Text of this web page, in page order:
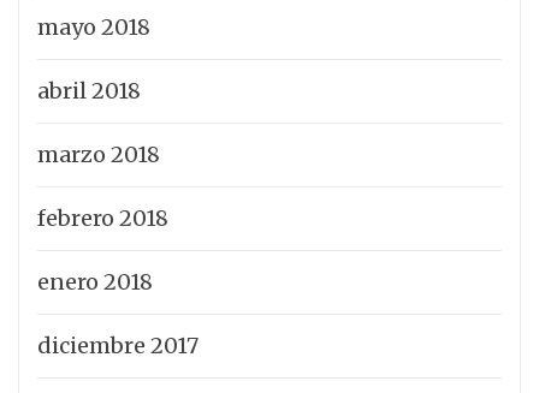
mayo 2018
abril 2018
marzo 2018
febrero 2018
enero 2018
diciembre 2017